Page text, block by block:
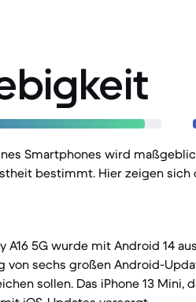
Smartphones wird
bestimmt. Hier zeigen
A16 5G wurde mit Android 14
von sechs großen Android-
sollen. Das iPhone 13